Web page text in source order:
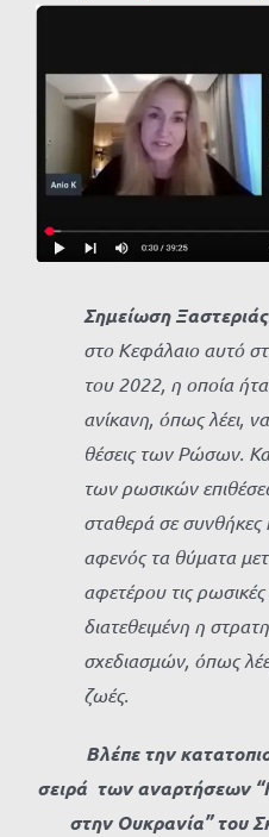
εικόνας
Σημείωση
στο Κεφάλαιο αυτό
του 2022, η οποία
ανίκανη, όπως λέει,
θέσεις των Ρώσων.
των ρωσικών
σταθερά σε συνθήκες
αφενός τα θύματα
αφετέρου τις ρωσικές
διατεθειμένη η
σχεδιασμών, όπως
ζωές.
Βλέπε την
σειρά των αναρτήσεων
στην Ουκρανία” του